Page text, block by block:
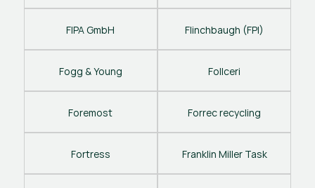
FIPA GmbH Flinchbaugh (FPI)
Fogg & Young Follceri
Foremost Forrec recycling
Fortress Franklin Miller Task